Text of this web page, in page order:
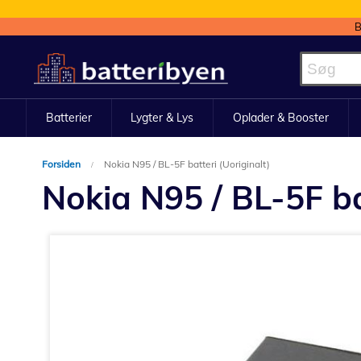
to
Content
Batterier Lygter & Lys Oplader & Booster
Forsiden Nokia N95 / BL-5F batteri (Uoriginalt)
Nokia N95 / BL-5F